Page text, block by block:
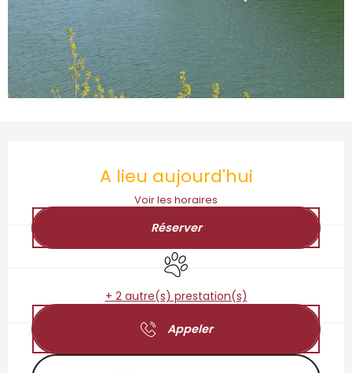
A lieu aujourd'hui
Voir les horaires
Réserver
Animaux acceptés
+ 2 autre(s) prestation(s)
Appeler